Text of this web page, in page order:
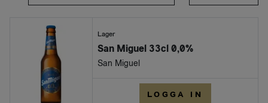
Lager
San Miguel 33cl 0,0%
San Miguel
LOGGA IN